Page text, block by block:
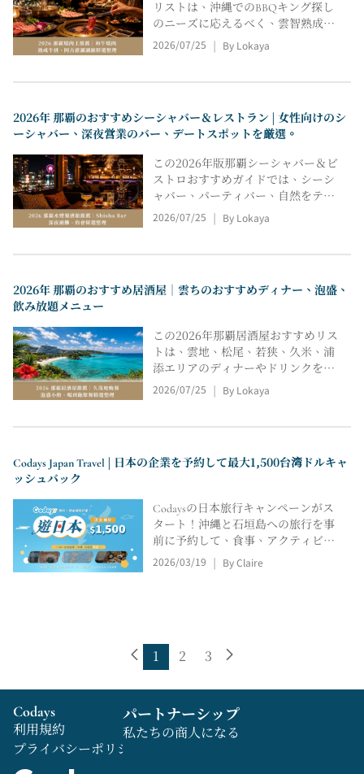
を素早く見つけることができます。
リストは、沖縄でのBBQキング探し
のニーズに応えるべく、雲智熟成和
牛、泉崎和牛BBQ、牧志アグー豚し
ゃぶしゃぶ、焼き鳥、BBQバー、宜
して最適なシーンを比較し、家族連
れ、友人同士、カップル、旅行な
ナーを素早く選べるようサポートし
ます。
2026/07/25 By Lokaya
2026年 那覇のおすすめシーシャバー＆レストラン | 女性向けのシ
ーシャバー、深夜営業のバー、デートスポットを厳選。
この2026年版那覇シーシャバー＆ビ
ストロおすすめガイドでは、シーシ
ャバー、パーティバー、自然をテー
マにしたレストラン＆バー、ビスト
ロ、ベジバー、女性専用ラウンジな
業時間、雰囲気、利用シーンなどを
く見つけるお手伝いをします。
2026/07/25 By Lokaya
2026年 那覇のおすすめ居酒屋｜雲ちのおすすめディナー、泡盛、
飲み放題メニュー
この2026年那覇居酒屋おすすめリス
トは、雲地、松尾、若狭、久米、浦
添エリアのディナーやドリンクを楽
しめるお店を厳選して紹介していま
す。沖縄料理、泡盛、エビ料理、餃
を比較し、友人との集まり、グルー
を素早く見つけるお手伝いをしま
す。
2026/07/25 By Lokaya
Codays Japan Travel | 日本の企業を予約して最大1,500台湾ドルキャ
ッシュバック
Codaysの日本旅行キャンペーンがス
タート！沖縄と石垣島への旅行を事
前に予約して、食事、アクティビテ
ィ、リラックスタイムなど、旅程を
計画しましょう。人気レストランや
ル相当の特典が当たるチャンスがあ
ります。
2026/03/19 By Claire
1 2 3
Codays
利用規約
プライバシーポリシー
パートナーシップ
私たちの商人になる